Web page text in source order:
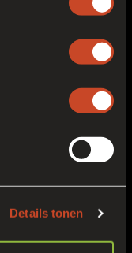
Details tonen